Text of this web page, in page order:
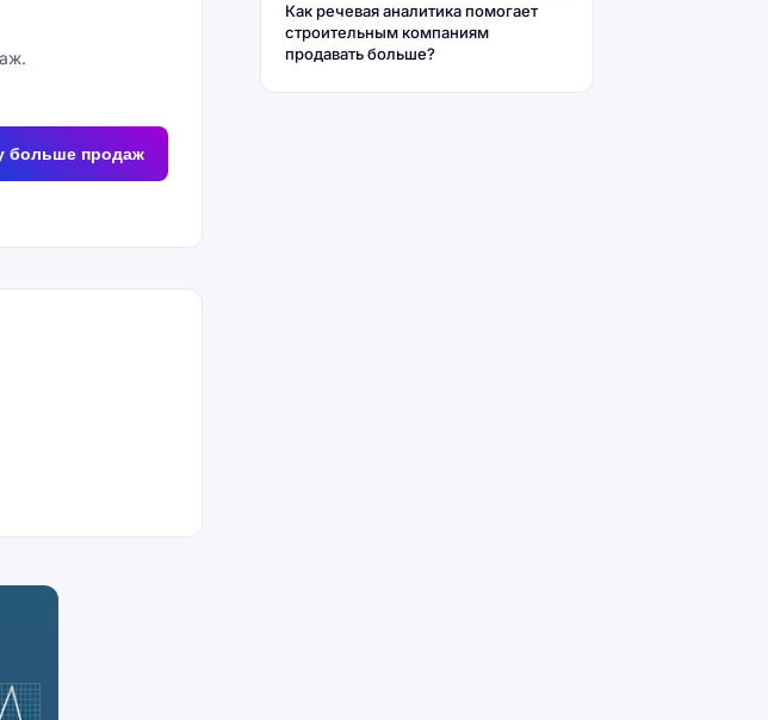
больше продаж
Как речевая аналитика помогает
строительным компаниям
продавать больше?